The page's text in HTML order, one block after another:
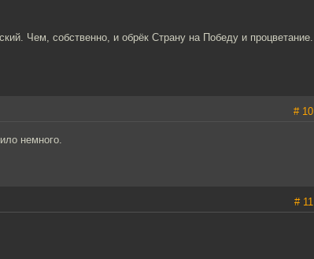
Чем, собственно, и обрёк Страну на Победу и процветание.
# 10
немного.
# 11